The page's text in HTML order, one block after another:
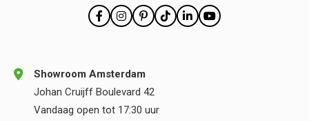
Showroom Amsterdam
Johan Cruijff Boulevard 42
Vandaag open tot 17:30 uur